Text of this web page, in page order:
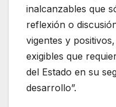
inalcanzables que
reflexión o
vigentes y
exigibles que
del Estado en su
desarrollo”.